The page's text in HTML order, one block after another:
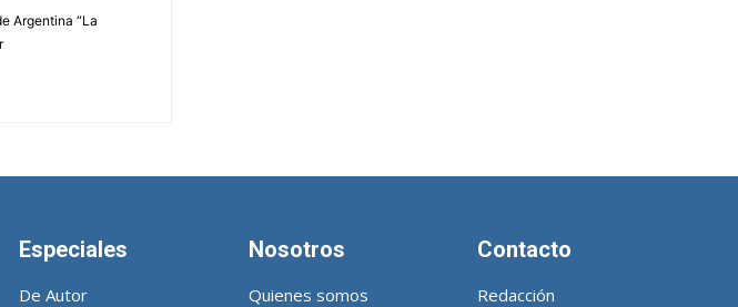
Argentina “La
Especiales
De Autor
Nosotros
Quienes somos
Contacto
Redacción